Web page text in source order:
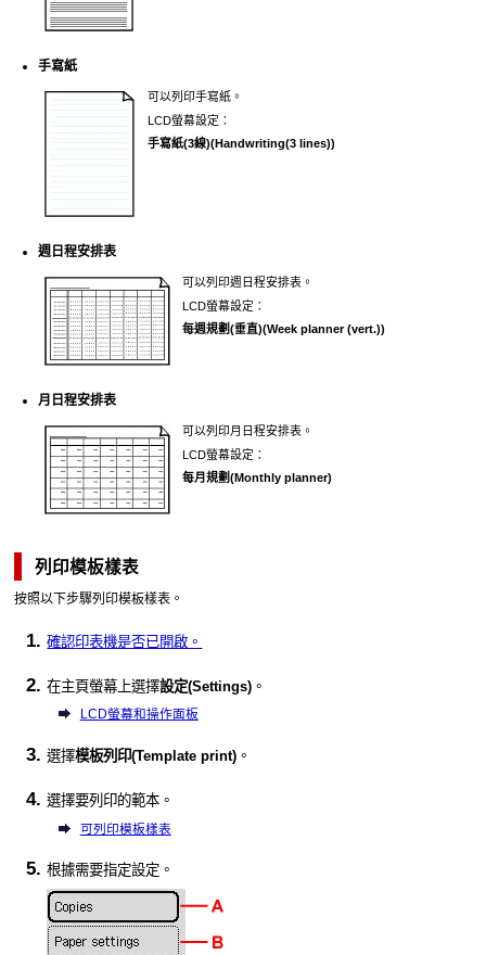
手寫紙
可以列印手寫紙。
LCD螢幕設定：
手寫紙(3線)(Handwriting(3 lines))
週日程安排表
可以列印週日程安排表。
LCD螢幕設定：
每週規劃(垂直)(Week planner (vert.))
月日程安排表
可以列印月日程安排表。
LCD螢幕設定：
每月規劃(Monthly planner)
列印模板樣表
按照以下步驟列印模板樣表。
確認印表機是否已開啟。
在主頁螢幕上選擇設定(Settings) 。
LCD螢幕和操作面板
選擇模板列印(Template print) 。
選擇要列印的範本。
可列印模板樣表
根據需要指定設定。